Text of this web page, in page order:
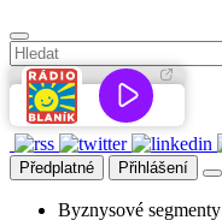
Předplatné Přihlášení
Byznysové segmenty